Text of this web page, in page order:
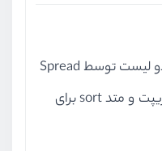
چطوری میشه برای یکی کردن دو لیست توسط Spread
همانند دوره آموزشی جاوا اسکریپت و متد sort برای